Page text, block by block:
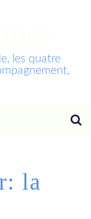
les quatre
la